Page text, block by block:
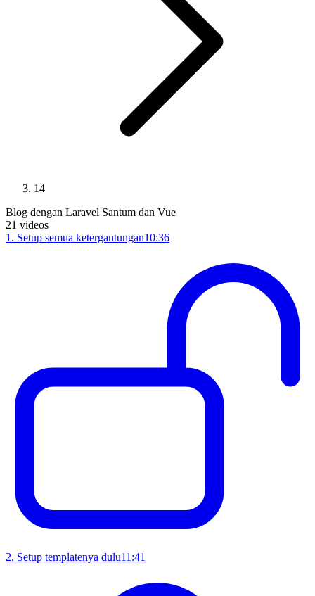
14
Blog dengan Laravel Santum dan Vue
21 videos
1 . Setup semua ketergantungan10:36
2. Setup templatenya dulu11:41